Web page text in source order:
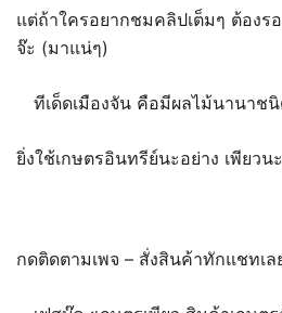
แต่ถ้าใครอยากชมคลิปเต็มๆ ต้องร
จ๊ะ (มาแน่ๆ)
ทีเด็ดเมืองจัน คือมีผลไม้นานาช
ยิ่งใช้เกษตรอินทรีย์นะอย่าง เพียวน
กดติดตามเพจ – สั่งสินค้าทักแชทเล